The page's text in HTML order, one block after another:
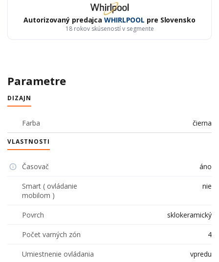
Autorizovaný predajcaWHIRLPOOL pre Slovensko
18 rokov skúseností v segmente
Parametre
DIZAJN
Farba čierna
VLASTNOSTI
Časovač áno
Smart ( ovládanie
mobilom )
nie
Povrch sklokeramický
Počet varných zón 4
Umiestnenie ovládania vpredu